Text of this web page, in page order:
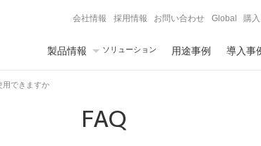
会社情報 採用情報 お問い合わせ Global 購
製品情報 ソリューション 用途事例 導入事
用できますか
FAQ